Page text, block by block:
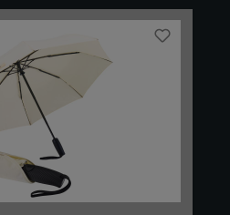
pression en métal et
du parapluie canne. Le
le choix parfait pour tous
importance aux
un look élégant et la